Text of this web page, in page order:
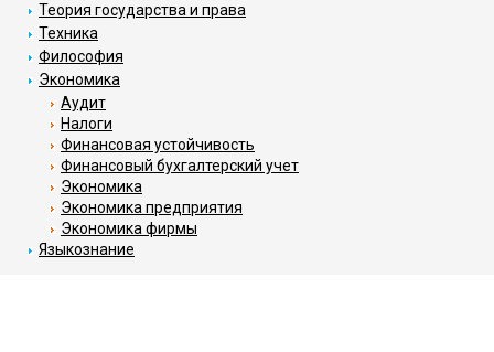
Теория государства и права
Техника
Философия
Экономика
Аудит
Налоги
Финансовая устойчивость
Финансовый бухгалтерский учет
Экономика
Экономика предприятия
Экономика фирмы
Языкознание